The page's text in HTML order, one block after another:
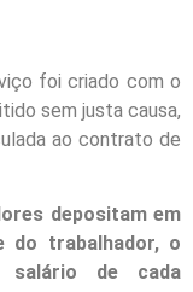
foi criado com o
sem justa causa,
ao contrato de
depositam em
do trabalhador, o
salário de cada